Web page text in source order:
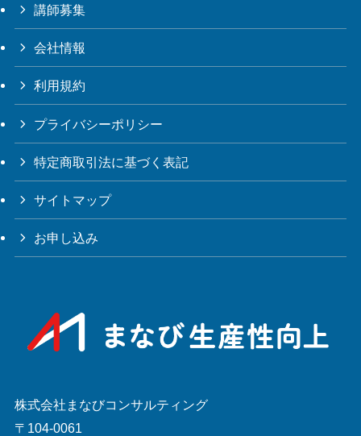
講師募集
会社情報
利用規約
プライバシーポリシー
特定商取引法に基づく表記
サイトマップ
お申し込み
株式会社まなびコンサルティング
〒104-0061